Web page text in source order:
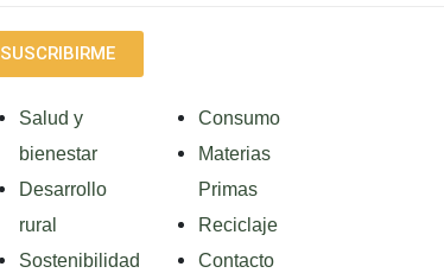
SUSCRIBIRME
Salud y
bienestar
Desarrollo
rural
Sostenibilidad
Consumo
Materias
Primas
Reciclaje
Contacto